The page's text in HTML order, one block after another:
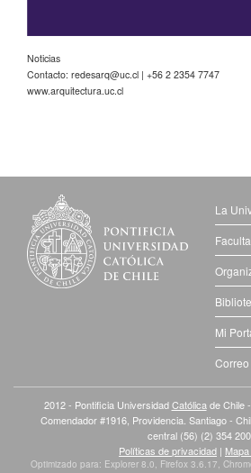
Noticias
Contacto: redesarq@uc.cl | +56 2 2354 7747
www.arquitectura.uc.cl
La
Mi
2012 - Pontificia UniversidadCatólica de Chile
Comendador #1916, Providencia. Santiago -
central (56) (2) 354
Políticas de privacidad |
Optimizado para: Explorer 8.0, Firefox 3.6.17,